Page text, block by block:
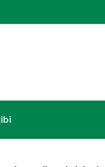
Kurra hfz.